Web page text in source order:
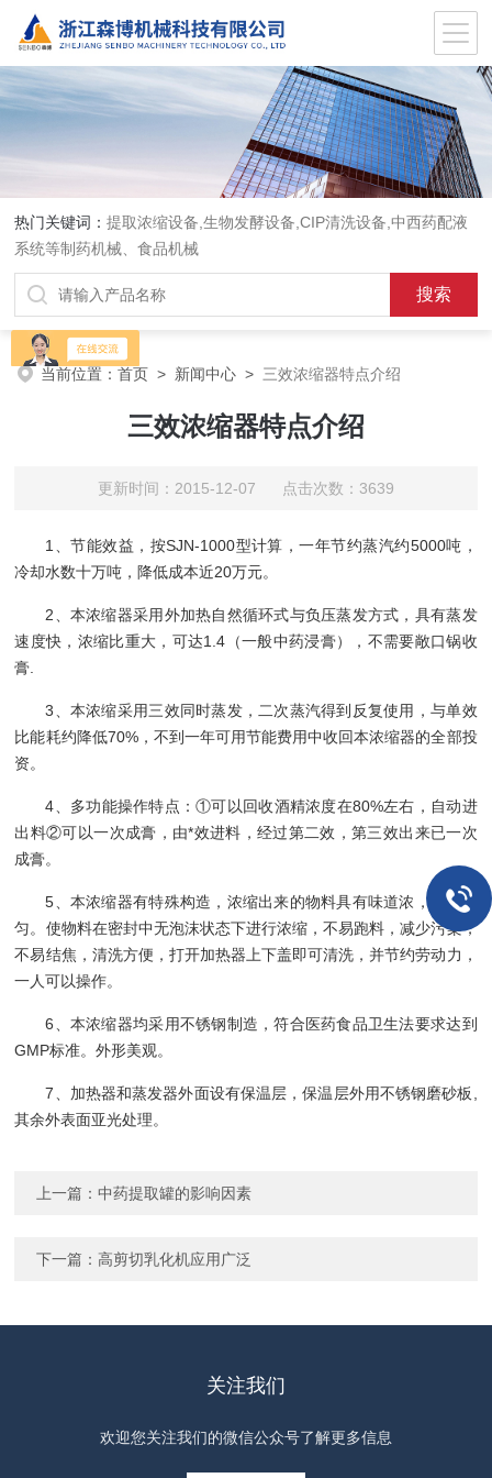
热门关键词：提取浓缩设备,生物发酵设备,CIP清洗设备,中西药配液
系统等制药机械、食品机械
当前位置：首页 > 新闻中心 > 三效浓缩器特点介绍
三效浓缩器特点介绍
更新时间：2015-12-07 点击次数：3639
1、节能效益，按SJN-1000型计算，一年节约蒸汽约5000吨，
冷却水数十万吨，降低成本近20万元。
2、本浓缩器采用外加热自然循环式与负压蒸发方式，具有蒸发
速度快，浓缩比重大，可达1.4（一般中药浸膏），不需要敞口锅收
膏.
3、本浓缩采用三效同时蒸发，二次蒸汽得到反复使用，与单效
比能耗约降低70%，不到一年可用节能费用中收回本浓缩器的全部投
资。
4、多功能操作特点：①可以回收酒精浓度在80%左右，自动进
出料②可以一次成膏，由*效进料，经过第二效，第三效出来已一次
成膏。
5、本浓缩器有特殊构造，浓缩出来的物料具有味道浓，膏质均
匀。使物料在密封中无泡沫状态下进行浓缩，不易跑料，减少污染，
不易结焦，清洗方便，打开加热器上下盖即可清洗，并节约劳动力，
一人可以操作。
6、本浓缩器均采用不锈钢制造，符合医药食品卫生法要求达到
GMP标准。外形美观。
7、加热器和蒸发器外面设有保温层，保温层外用不锈钢磨砂板,
其余外表面亚光处理。
上一篇：中药提取罐的影响因素
下一篇：高剪切乳化机应用广泛
关注我们
欢迎您关注我们的微信公众号了解更多信息